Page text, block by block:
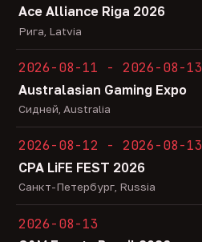
Ace Alliance Riga 2026
Рига, Latvia
2026-08-11 - 2026-08-13
Australasian Gaming Expo
Сидней, Australia
2026-08-12 - 2026-08-13
CPA LiFE FEST 2026
Санкт-Петербург, Russia
2026-08-13